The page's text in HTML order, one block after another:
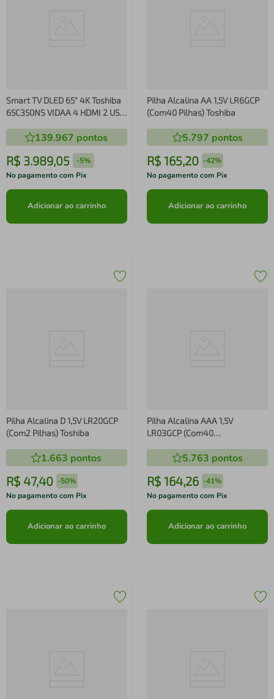
Smart TV DLED 65" 4K Toshiba
65C350NS VIDAA 4 HDMI 2 USB
139.967 pontos
R$ 3.989,05 -5%
No pagamento com Pix
Adicionar ao carrinho
Pilha Alcalina AA 1,5V LR6GCP
(Com40 Pilhas) Toshiba
5.797 pontos
R$ 165,20 -42%
No pagamento com Pix
Adicionar ao carrinho
Pilha Alcalina D 1,5V LR20GCP
(Com2 Pilhas) Toshiba
1.663 pontos
R$ 47,40 -50%
No pagamento com Pix
Adicionar ao carrinho
Pilha Alcalina AAA 1,5V
LR03GCP (Com40
5.763 pontos
R$ 164,26 -41%
No pagamento com Pix
Adicionar ao carrinho